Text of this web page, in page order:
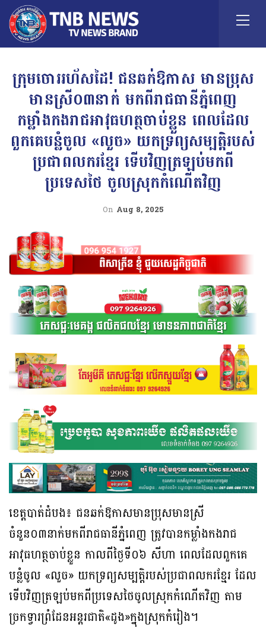
ក្រុមចោររហ័សដៃ! ជនឆក់ឱកាស មានប្រុស
មានស្រី០៣នាក់ មកពីរាជធានីភ្នំពេញ
កម្លាំងកងរាជអាវុធហត្ថចាប់ខ្លួន ពេលដែល
ពួកគេបន្លំចូល «លួច» យកទ្រព្យសម្បត្តិរបស់
ប្រជាពលករខ្មែរ ទើបវិញត្រឡប់មកពី
ប្រទេសថៃ ចូលស្រុកកំណើតវិញ
On Aug 8, 2025
ខេត្តបាត់ដំបង៖ ជនឆក់ឱកាសមានប្រុសមានស្រី
ចំនួន០៣នាក់មកពីរាជធានីភ្នំពេញ ត្រូវបានកម្លាំងកងរាជ
អាវុធហត្ថចាប់ខ្លួន កាលពីថ្ងៃទី០៦ សីហា ពេលដែលពួកគេ
បន្លំចូល «លួច» យកទ្រព្យសម្បត្តិរបស់ប្រជាពលករខ្មែរ ដែល
ទើបវិញត្រឡប់មកពីប្រទេសថៃចូលស្រុកកំណើតវិញ តាម
ច្រកទ្វារព្រំដែនអន្តរជាតិ«ដូង»ក្នុងស្រុកកំរៀង។